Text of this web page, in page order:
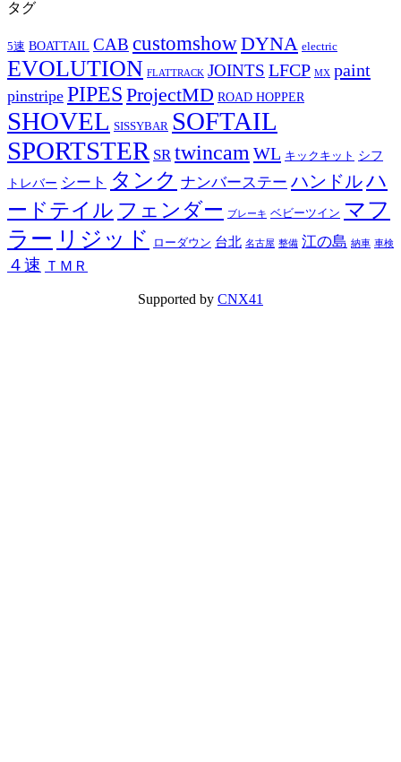
タグ
5速 BOATTAIL CAB customshowDYNA electric
EVOLUTION FLATTRACK JOINTS LFCP MX paint
pinstripe PIPES ProjectMD ROAD HOPPER
SHOVEL SISSYBAR SOFTAIL
SPORTSTER SR twincamWL キックキット シフ
トレバー シート タンク ナンバーステー ハンドルハ
ードテイル フェンダー ブレーキ ベビーツイン マフ
ラー リジッド ローダウン 台北 名古屋 整備 江の島 納車 車検
４速 ＴＭＲ
Supported by CNX41